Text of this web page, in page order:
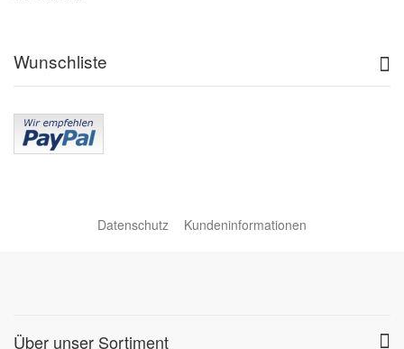
Wunschliste
Datenschutz Kundeninformationen
Über unser Sortiment